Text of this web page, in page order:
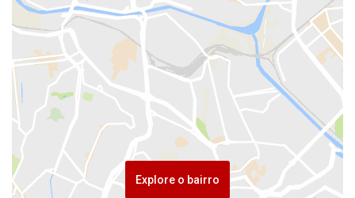
Explore o bairro